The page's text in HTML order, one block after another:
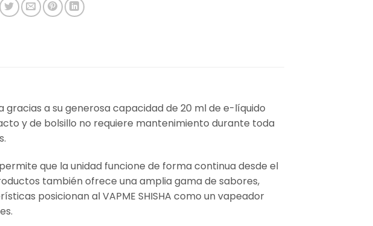
gracias a su generosa capacidad de 20 ml de e-líquido
y de bolsillo no requiere mantenimiento durante toda
que la unidad funcione de forma continua desde el
también ofrece una amplia gama de sabores,
posicionan al VAPME SHISHA como un vapeador